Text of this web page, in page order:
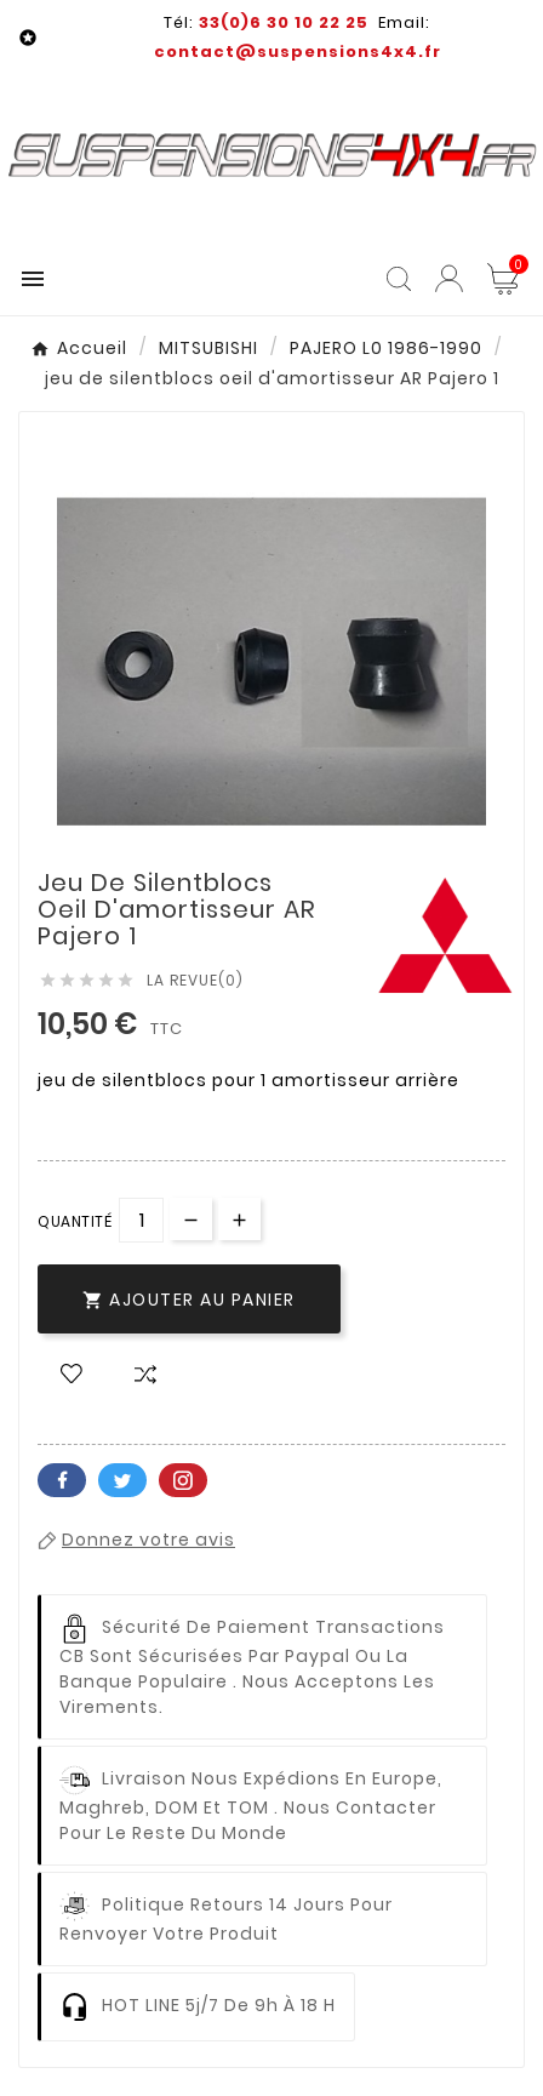

Tél: 33(0)6 30 10 22 25 Email:
contact@suspensions4x4.fr
 0
Accueil MITSUBISHI
PAJERO L0 1986-1990
jeu de silentblocs oeil d'amortisseur AR Pajero 1
Jeu De Silentblocs
Oeil D'amortisseur AR
Pajero 1
     LA REVUE(0)
10,50 € TTC
jeu de silentblocs pour 1 amortisseur arrière
QUANTITÉ
 AJOUTER AU PANIER
Donnez votre avis
Sécurité De Paiement Transactions
CB Sont Sécurisées Par Paypal Ou La
Banque Populaire . Nous Acceptons Les
Virements.
Livraison Nous Expédions En Europe,
Maghreb, DOM Et TOM . Nous Contacter
Pour Le Reste Du Monde
Politique Retours 14 Jours Pour
Renvoyer Votre Produit
HOT LINE 5j/7 De 9h À 18 H